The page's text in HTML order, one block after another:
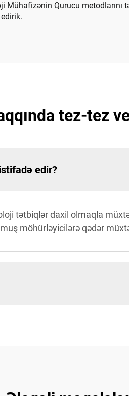
Qurucu metodlarını
tez-tez
edir?
tətbiqlər daxil olmaqla
möhürləyicilərə qədər